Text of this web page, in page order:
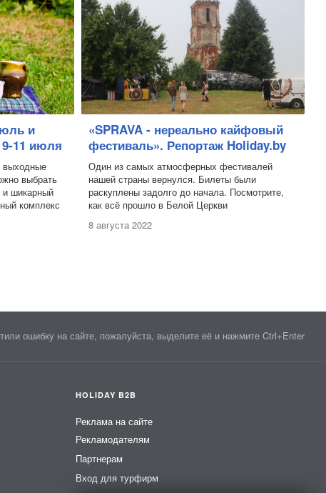
и
11 июля
выходные
выбрать
и шикарный
комплекс
«SPRAVA - нереально кайфовый
фестиваль». Репортаж Holiday.by
Один из самых атмосферных фестивалей
нашей страны вернулся. Билеты были
раскуплены задолго до начала. Посмотрите,
как всё прошло в Белой Церкви
8 августа 2022
ошибку на сайте, пожалуйста, выделите её и нажмите Ctrl+Enter
HOLIDAY B2B
Реклама на сайте
Рекламодателям
Партнерам
Вход для турфирм